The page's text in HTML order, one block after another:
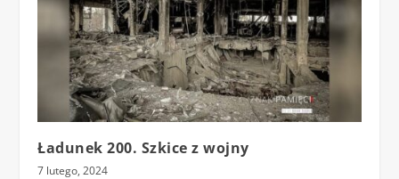
Ładunek 200. Szkice z wojny
7 lutego, 2024